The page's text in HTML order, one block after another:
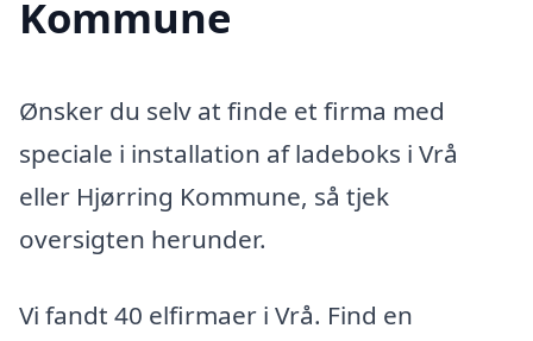
Kommune
Ønsker du selv at finde et firma med
speciale i installation af ladeboks i Vrå
eller Hjørring Kommune, så tjek
oversigten herunder.
Vi fandt 40 elfirmaer i Vrå. Find en